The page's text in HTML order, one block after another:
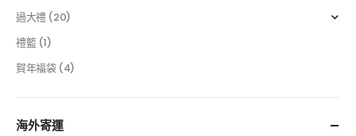
過大禮 (20)
禮籃 (1)
賀年福袋 (4)
海外寄運